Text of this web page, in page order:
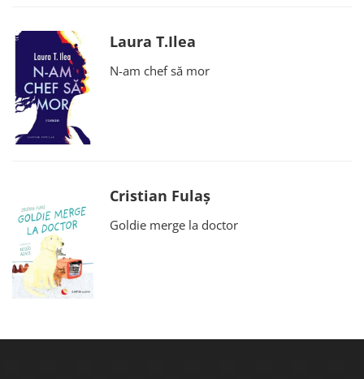
Laura T.Ilea
N-am chef să mor
Cristian Fulaș
Goldie merge la doctor